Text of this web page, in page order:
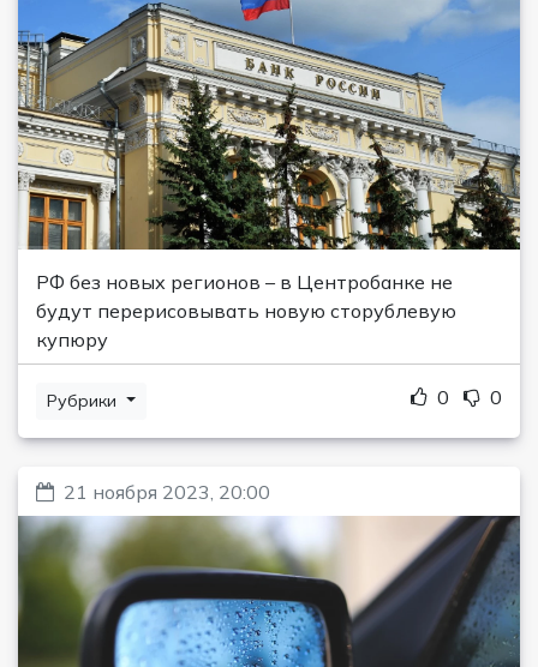
РФ без новых регионов – в Центробанке не
будут перерисовывать новую сторублевую
купюру
Рубрики 0 0
21 ноября 2023, 20:00